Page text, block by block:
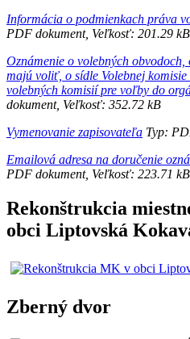
Informácia o podmienkach práva
PDF dokument, Veľkosť: 201.29 kB
Oznámenie o volebných
majú voliť, o sídle Volebnej
volebných komisií pre voľby do
dokument, Veľkosť: 352.72 kB
Vymenovanie zapisovateľa Typ:
Emailová adresa na doručenie
PDF dokument, Veľkosť: 223.71 kB
Rekonštrukcia
obci Liptovská
Zberný dvor